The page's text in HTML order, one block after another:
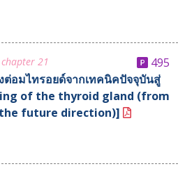
21
495
ต่อมไทรอยด์จากเทคนิคปัจจุบันสู่
of the thyroid gland (from
future direction)]